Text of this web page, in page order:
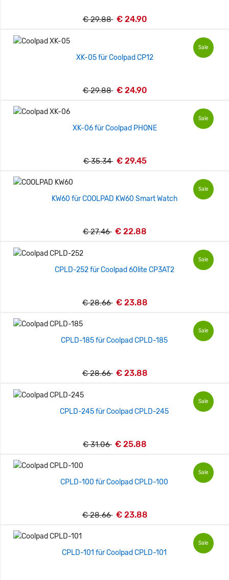
€ 29.88 € 24.90
Sale
XK-05 für Coolpad CP12
€ 29.88 € 24.90
Sale
XK-06 für Coolpad PHONE
€ 35.34 € 29.45
Sale
KW60 für COOLPAD KW60 Smart Watch
€ 27.46 € 22.88
Sale
CPLD-252 für Coolpad 60lite CP3AT2
€ 28.66 € 23.88
Sale
CPLD-185 für Coolpad CPLD-185
€ 28.66 € 23.88
Sale
CPLD-245 für Coolpad CPLD-245
€ 31.06 € 25.88
Sale
CPLD-100 für Coolpad CPLD-100
€ 28.66 € 23.88
Sale
CPLD-101 für Coolpad CPLD-101